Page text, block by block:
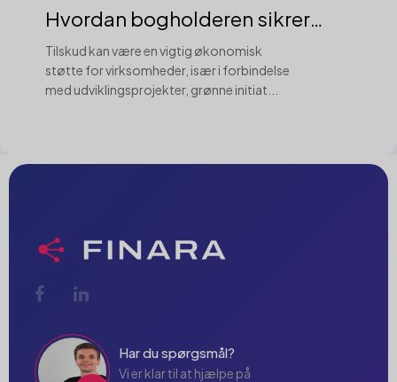
Hvordan bogholderen sikrer
korrekt hånd...
Tilskud kan være en vigtig økonomisk
støtte for virksomheder, især i forbindelse
med udviklingsprojekter, grønne initiat...
Har du spørgsmål?
Vi er klar til at hjælpe på